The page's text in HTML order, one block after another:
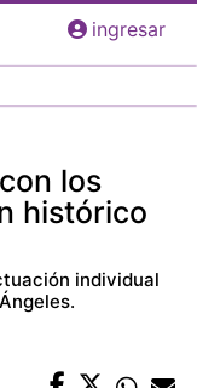
ingresar
los
histórico
individual